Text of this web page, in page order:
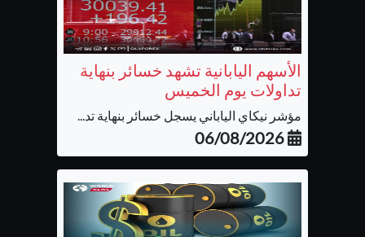
الأسهم اليابانية تشهد خسائر بنهاية
تداولات يوم الخميس
مؤشر نيكاي الياباني يسجل خسائر بنهاية تد...
06/08/2026